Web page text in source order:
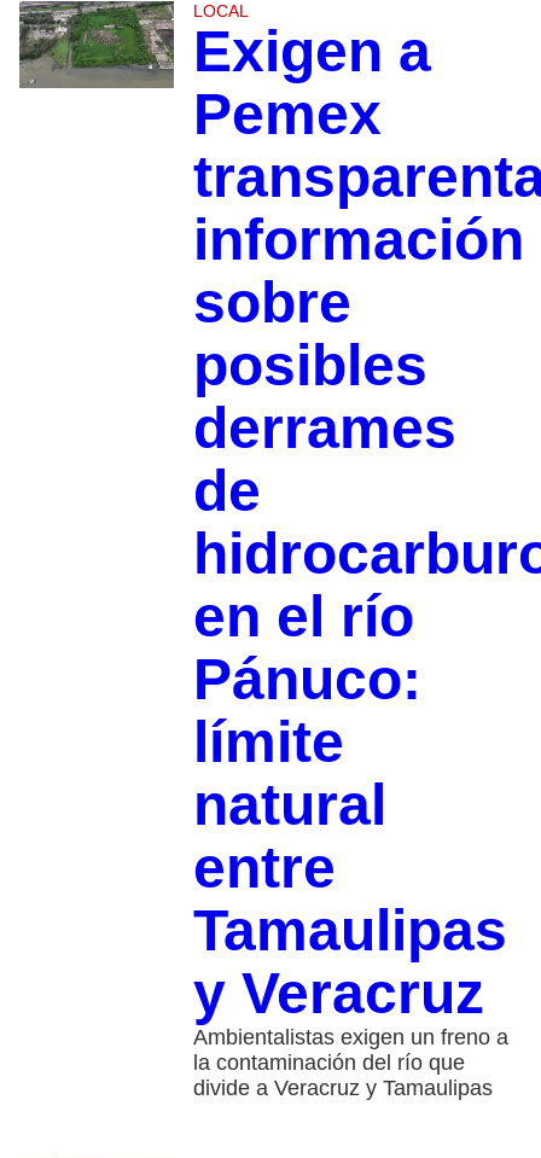
LOCAL
Exigen a
Pemex
información
sobre
posibles
derrames
de
en el río
Pánuco:
límite
natural
entre
Tamaulipas
y Veracruz
Ambientalistas exigen un freno a
la contaminación del río que
divide a Veracruz y Tamaulipas